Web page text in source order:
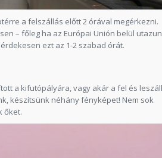
a felszállás előtt 2 órával megérkezni.
– főleg ha az Európai Unión belül
ezt az 1-2 szabad órát.
a kifutópályára, vagy akár a fel és
készítsünk néhány fényképet! Nem sok
őket.